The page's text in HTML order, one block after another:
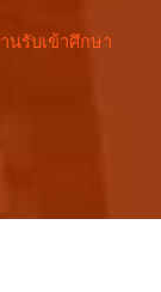
านรับเข้าศึกษา